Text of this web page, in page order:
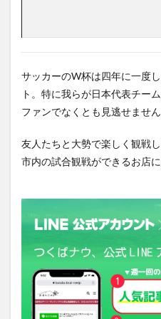
サッカーのW杯は四年に一度
ト。特に我らが日本代表チー
ファンでなくとも見逃せません
友人たちと大勢で楽しく観戦
市内の試合観戦ができるお店